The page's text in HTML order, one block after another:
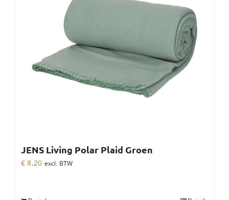
JENS Living Polar Plaid Groen
€ 8,20 excl. BTW